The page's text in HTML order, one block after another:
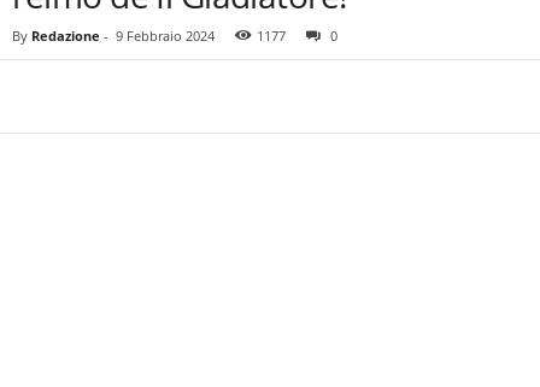
By Redazione - 9 Febbraio 2024 1177 0